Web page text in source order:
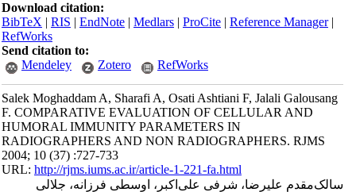
Download citation:
BibTeX|RIS|EndNote|Medlars|ProCite|Reference Manager
RefWorks
Send citation to:
Mendeley
Zotero RefWorks
Salek Moghaddam A, Sharafi A, Osati Ashtiani F, Jalali Galousang
F. COMPARATIVE EVALUATION OF CELLULAR AND
HUMORAL IMMUNITY PARAMETERS IN
RADIOGRAPHERS AND NON RADIOGRAPHERS. RJMS
2004; 10 (37) :727-733
URL:http://rjms.iums.ac.ir/article-1-221-fa.html
سالک‌مقدم علیرضا، شرفی علی‌اکبر، اوسطی فرزانه، جلالی